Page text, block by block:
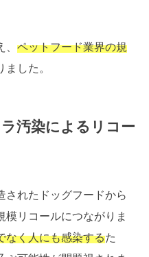
、ペットフード業界の規
ました。
汚染によるリコー
されたドッグフードから
模リコールにつながりま
なく人にも感染するた